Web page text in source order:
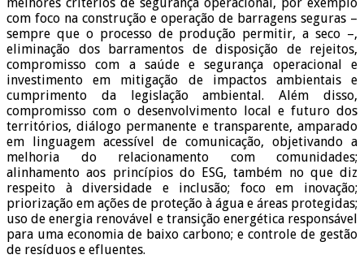
melhores critérios de segurança operacional, por exemplo
com foco na construção e operação de barragens seguras –
sempre que o processo de produção permitir, a seco –,
eliminação dos barramentos de disposição de rejeitos,
compromisso com a saúde e segurança operacional e
investimento em mitigação de impactos ambientais e
cumprimento da legislação ambiental. Além disso,
compromisso com o desenvolvimento local e futuro dos
territórios, diálogo permanente e transparente, amparado
em linguagem acessível de comunicação, objetivando a
melhoria do relacionamento com comunidades;
alinhamento aos princípios do ESG, também no que diz
respeito à diversidade e inclusão; foco em inovação;
priorização em ações de proteção à água e áreas protegidas;
uso de energia renovável e transição energética responsável
para uma economia de baixo carbono; e controle de gestão
de resíduos e efluentes.